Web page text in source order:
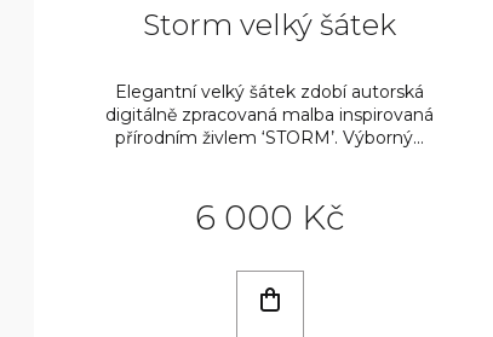
Storm velký šátek
6 000 Kč
Elegantní velký šátek zdobí autorská
digitálně zpracovaná malba inspirovaná
přírodním živlem ‘STORM’. Výborný...